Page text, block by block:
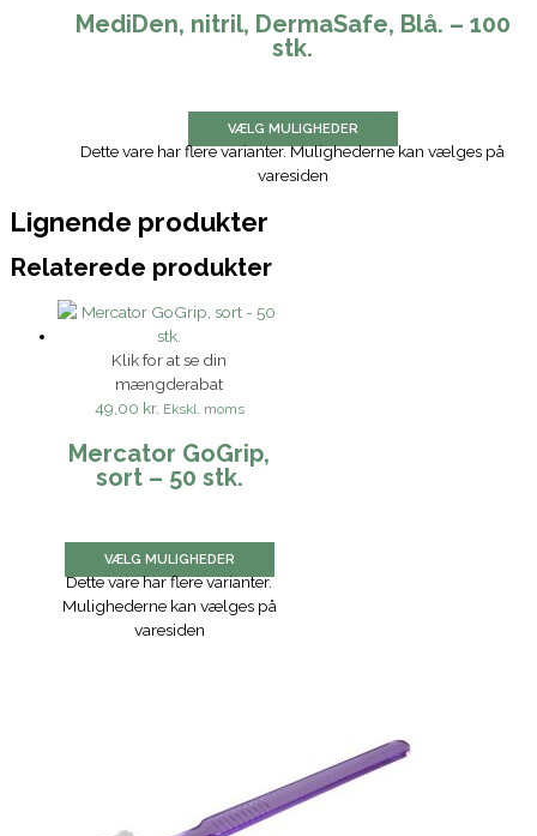
MediDen, nitril, DermaSafe, Blå. – 100
stk.
VÆLG MULIGHEDER
Dette vare har flere varianter. Mulighederne kan vælges på
varesiden
Lignende produkter
Relaterede produkter
Klik for at se din
mængderabat
49,00 kr. Ekskl. moms
Mercator GoGrip,
sort – 50 stk.
VÆLG MULIGHEDER
Dette vare har flere varianter.
Mulighederne kan vælges på
varesiden